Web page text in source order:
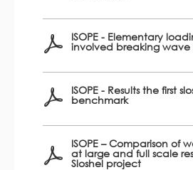
ISOPE - Elementary
involved breaking wave
ISOPE - Results the first
benchmark
ISOPE – Comparison of
at large and full scale
Sloshel project